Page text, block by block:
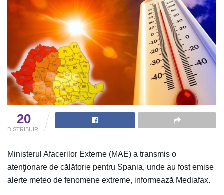
20
DISTRIBUIRI
Ministerul Afacerilor Externe (MAE) a transmis o
atenţionare de călătorie pentru Spania, unde au fost emise
alerte meteo de fenomene extreme, informează Mediafax.